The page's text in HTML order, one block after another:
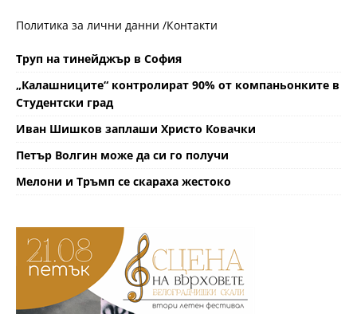
Политика за лични данни /Контакти
Труп на тинейджър в София
„Калашниците“ контролират 90% от компаньонките в
Студентски град
Иван Шишков заплаши Христо Ковачки
Петър Волгин може да си го получи
Мелони и Тръмп се скараха жестоко